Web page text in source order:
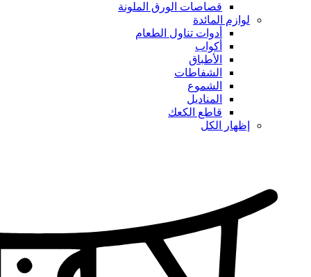
قصاصات الورق الملونة
لوازم المائدة
أدوات تناول الطعام
أكواب
الأطباق
الشفاطات
الشموع
المناديل
قاطع الكعك
إظهار الكل